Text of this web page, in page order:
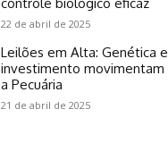
22 de abril de 2025
Leilões em Alta: Genética e
investimento movimentam
a Pecuária
21 de abril de 2025